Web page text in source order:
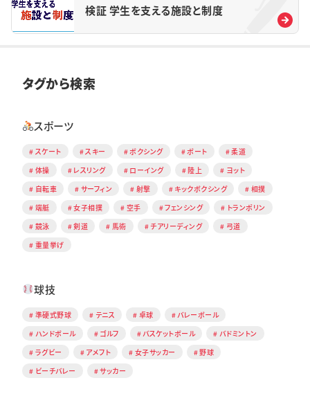
検証 学生を支える施設と制度
タグから検索
スポーツ
スケート スキー ボクシング ボート
柔道
体操
レスリング ローイング 陸上
ヨット
自転車
サーフィン 射撃 キックボクシング
相撲
端艇
女子相撲 空手 フェンシング
トランポリン
競泳
剣道 馬術 チアリーディング
弓道
重量挙げ
球技
準硬式野球 テニス 卓球
バレーボール
ハンドボール
ゴルフ バスケットボール
バドミントン
ラグビー
アメフト 女子サッカー
野球
ビーチバレー
サッカー